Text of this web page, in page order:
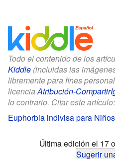
Todo el contenido de los
Kiddle (incluidas las
libremente para fines
licenciaAtribución-
lo contrario. Citar este artículo:
Euphorbia indivisa para Niños
Última edición el 17
Sugerir